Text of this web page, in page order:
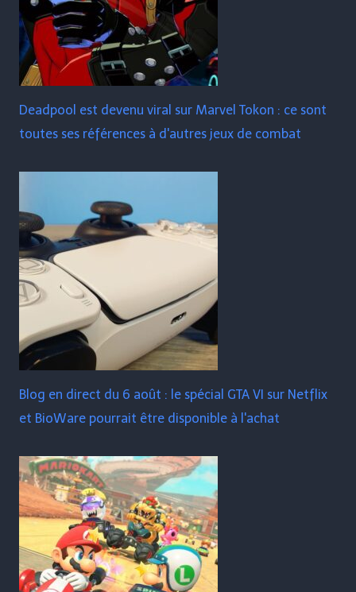
Deadpool est devenu viral sur Marvel Tokon : ce sont
toutes ses références à d'autres jeux de combat
Blog en direct du 6 août : le spécial GTA VI sur Netflix
et BioWare pourrait être disponible à l'achat